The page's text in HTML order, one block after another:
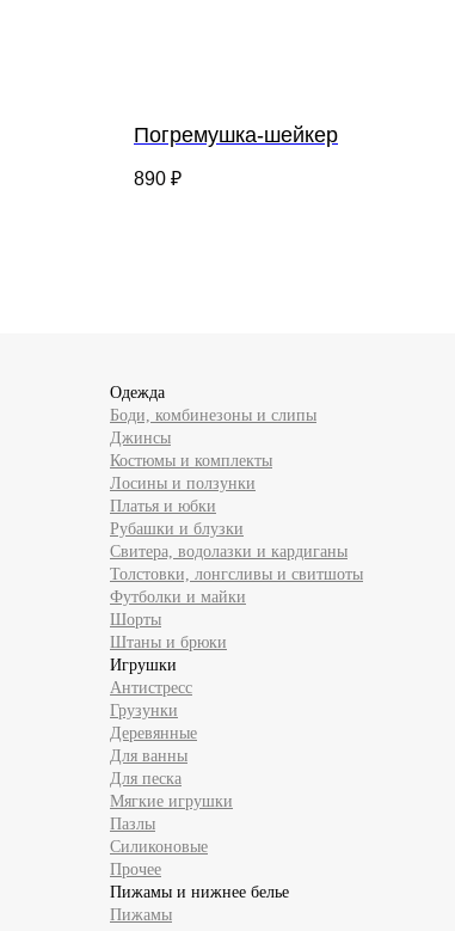
Погремушка-шейкер
890 ₽
Одежда
Боди, комбинезоны и слипы
Джинсы
Костюмы и комплекты
Лосины и ползунки
Платья и юбки
Рубашки и блузки
Свитера, водолазки и кардиганы
Толстовки, лонгсливы и свитшоты
Футболки и майки
Шорты
Штаны и брюки
Игрушки
Антистресс
Грузунки
Деревянные
Для ванны
Для песка
Мягкие игрушки
Пазлы
Силиконовые
Прочее
Пижамы и нижнее белье
Пижамы